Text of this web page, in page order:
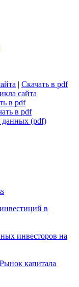
| Скачать в pdf
сайта
в pdf
в pdf
данных (pdf)
в
инвесторов на
капитала